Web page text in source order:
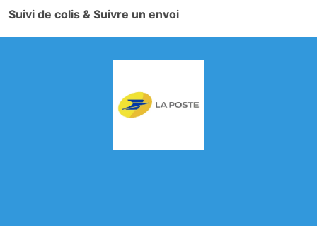
Suivi de colis & Suivre un envoi